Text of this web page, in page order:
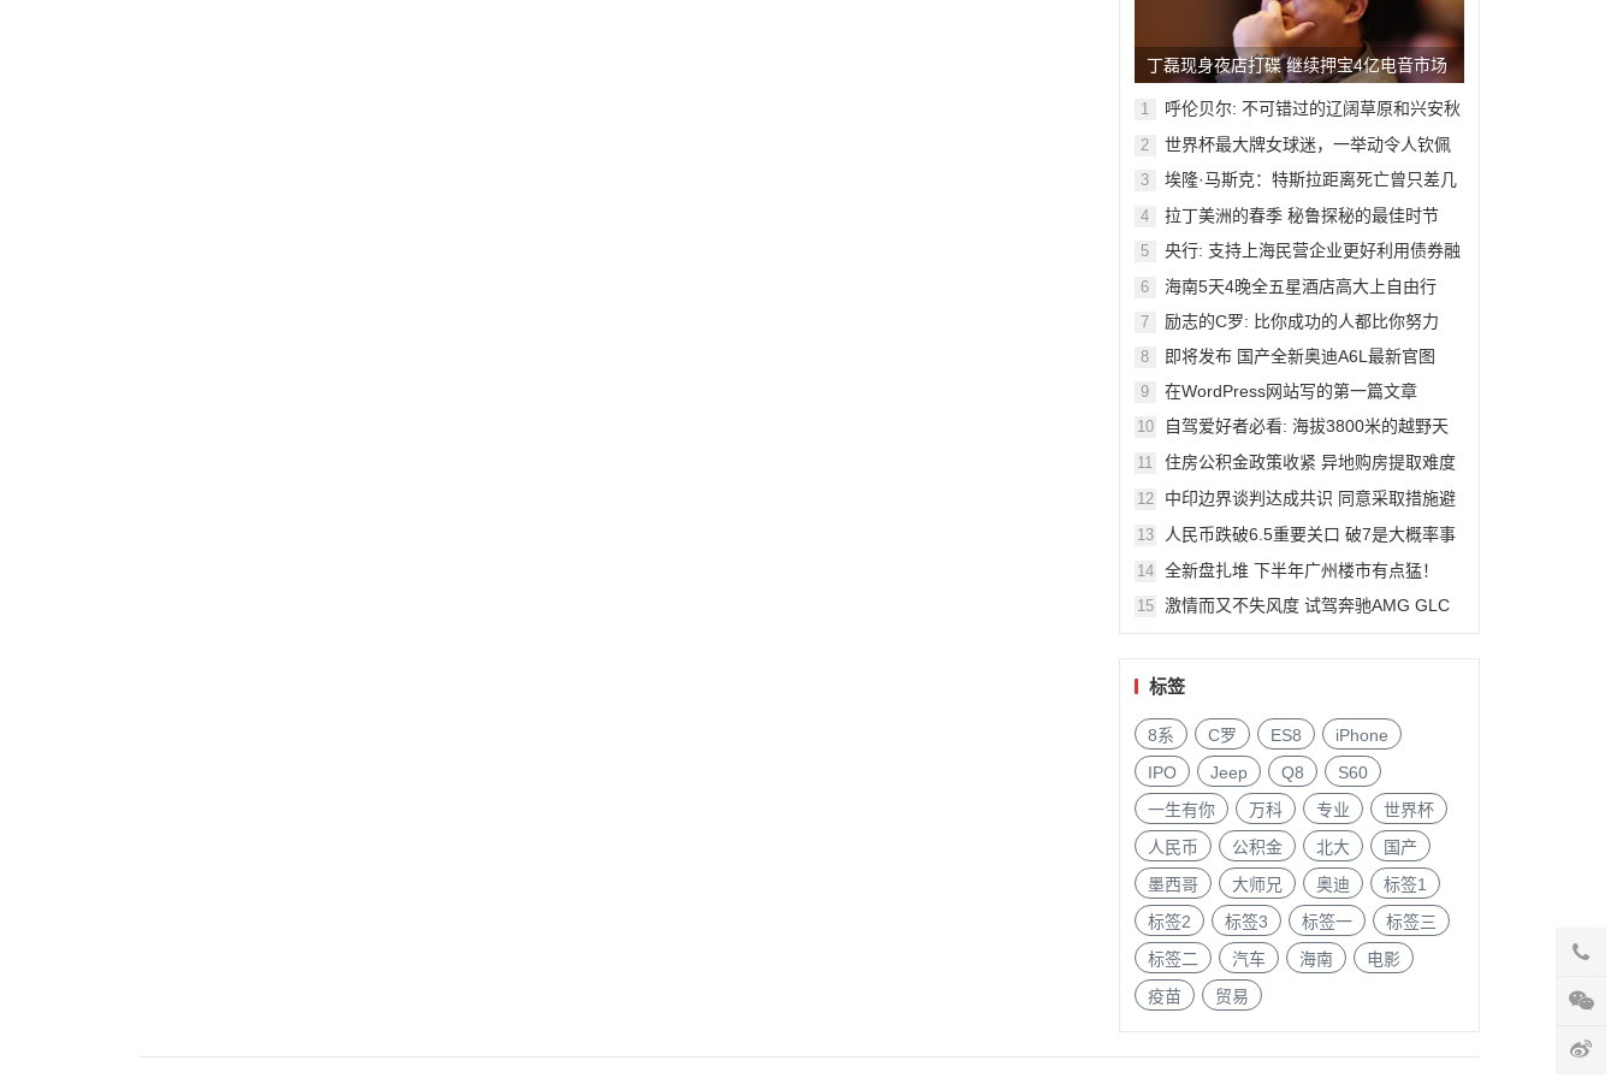
丁磊现身夜店打碟 继续押宝4亿电音市场
1
呼伦贝尔: 不可错过的辽阔草原和兴安秋
2 世界杯最大牌女球迷，一举动令人钦佩
3
埃隆·马斯克：特斯拉距离死亡曾只差几
4 拉丁美洲的春季 秘鲁探秘的最佳时节
5
央行: 支持上海民营企业更好利用债券融
6 海南5天4晚全五星酒店高大上自由行
7 励志的C罗: 比你成功的人都比你努力
8 即将发布 国产全新奥迪A6L最新官图
9 在WordPress网站写的第一篇文章
10
自驾爱好者必看: 海拔3800米的越野天
11
住房公积金政策收紧 异地购房提取难度
12
中印边界谈判达成共识 同意采取措施避
13
人民币跌破6.5重要关口 破7是大概率事
14 全新盘扎堆 下半年广州楼市有点猛！
15
激情而又不失风度 试驾奔驰AMG GLC
标签
8系 C罗 ES8
iPhone
IPO
Jeep Q8
S60
一生有你
万科 专业
世界杯
人民币
公积金 北大
国产
墨西哥
大师兄 奥迪
标签1
标签2
标签3 标签一
标签三
标签二
汽车 海南
电影
疫苗
贸易